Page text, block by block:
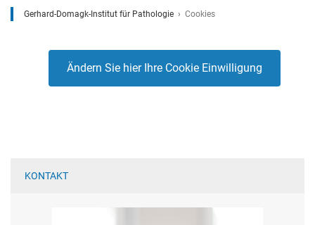
Gerhard-Domagk-Institut für Pathologie Cookies
Ändern Sie hier Ihre Cookie Einwilligung
KONTAKT